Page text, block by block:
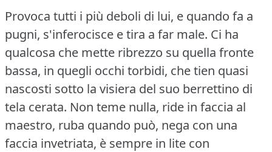
Provoca tutti i più deboli di lui, e quando fa a
pugni, s'inferocisce e tira a far male. Ci ha
qualcosa che mette ribrezzo su quella fronte
bassa, in quegli occhi torbidi, che tien quasi
nascosti sotto la visiera del suo berrettino di
tela cerata. Non teme nulla, ride in faccia al
maestro, ruba quando può, nega con una
faccia invetriata, è sempre in lite con